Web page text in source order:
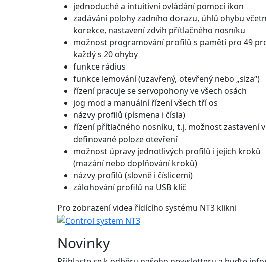
jednoduché a intuitivní ovládání pomocí ikon
zadávání polohy zadního dorazu, úhlů ohybu
korekce, nastavení zdvih přítlačného nosníku
možnost programování profilů s pamětí pro 49
každý s 20 ohyby
funkce rádius
funkce lemování (uzavřený, otevřený nebo „slza“)
řízení pracuje se servopohony ve všech osách
jog mod a manuální řízení všech tří os
názvy profilů (písmena i čísla)
řízení přítlačného nosníku, t.j. možnost zastavení v
definované poloze otevření
možnost úpravy jednotlivých profilů i jejich kroků
(mazání nebo doplňování kroků)
názvy profilů (slovně i číslicemi)
zálohování profilů na USB klíč
Pro zobrazení videa řídícího systému NT3 klikni
Novinky